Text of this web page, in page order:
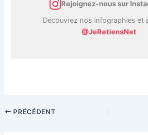
Rejoignez-nous sur
Découvrez nos infographies et
@JeRetiensNet
PRÉCÉDENT